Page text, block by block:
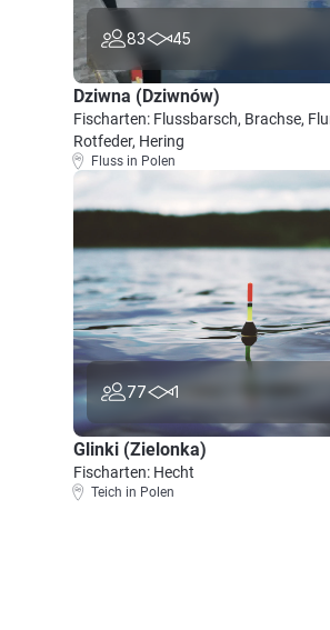
83 45
Dziwna (Dziwnów)
Fischarten: Flussbarsch, Brachse,
Rotfeder, Hering
Fluss in Polen
77 1
Glinki (Zielonka)
Fischarten: Hecht
Teich in Polen